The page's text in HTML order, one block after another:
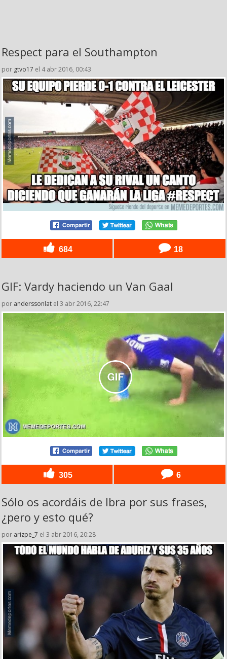
Respect para el Southampton
por gtvo17 el 4 abr 2016, 00:43
684 18
GIF: Vardy haciendo un Van Gaal
por anderssonlat el 3 abr 2016, 22:47
305 6
Sólo os acordáis de Ibra por sus frases,
¿pero y esto qué?
por arizpe_7 el 3 abr 2016, 20:28